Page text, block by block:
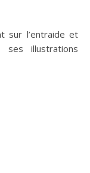
sur l’entraide et
illustrations